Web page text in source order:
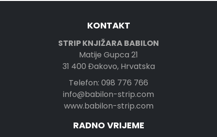
KONTAKT
STRIP KNJIŽARA BABILON
Matije Gupca 21
31 400 Đakovo, Hrvatska
Telefon: 098 776 766
info@babilon-strip.com
www.babilon-strip.com
RADNO VRIJEME